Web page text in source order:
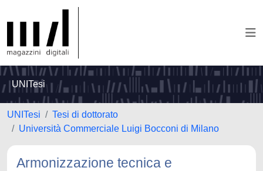
UNITesi
UNITesi
Tesi di dottorato
Università Commerciale Luigi Bocconi di Milano
Armonizzazione tecnica e